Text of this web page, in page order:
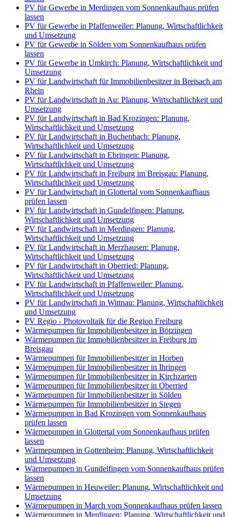
PV für Gewerbe in Merdingen vom Sonnenkaufhaus prüfen
lassen
PV für Gewerbe in Pfaffenweiler: Planung, Wirtschaftlichkeit
und Umsetzung
PV für Gewerbe in Sölden vom Sonnenkaufhaus prüfen
lassen
PV für Gewerbe in Umkirch: Planung, Wirtschaftlichkeit und
Umsetzung
PV für Landwirtschaft für Immobilienbesitzer in Breisach am
Rhein
PV für Landwirtschaft in Au: Planung, Wirtschaftlichkeit und
Umsetzung
PV für Landwirtschaft in Bad Krozingen: Planung,
Wirtschaftlichkeit und Umsetzung
PV für Landwirtschaft in Buchenbach: Planung,
Wirtschaftlichkeit und Umsetzung
PV für Landwirtschaft in Ebringen: Planung,
Wirtschaftlichkeit und Umsetzung
PV für Landwirtschaft in Freiburg im Breisgau: Planung,
Wirtschaftlichkeit und Umsetzung
PV für Landwirtschaft in Glottertal vom Sonnenkaufhaus
prüfen lassen
PV für Landwirtschaft in Gundelfingen: Planung,
Wirtschaftlichkeit und Umsetzung
PV für Landwirtschaft in Merdingen: Planung,
Wirtschaftlichkeit und Umsetzung
PV für Landwirtschaft in Merzhausen: Planung,
Wirtschaftlichkeit und Umsetzung
PV für Landwirtschaft in Oberried: Planung,
Wirtschaftlichkeit und Umsetzung
PV für Landwirtschaft in Pfaffenweiler: Planung,
Wirtschaftlichkeit und Umsetzung
PV für Landwirtschaft in Wittnau: Planung, Wirtschaftlichkeit
und Umsetzung
PV Regio - Photovoltaik für die Region Freiburg
Wärmepumpen für Immobilienbesitzer in Bötzingen
Wärmepumpen für Immobilienbesitzer in Freiburg im
Breisgau
Wärmepumpen für Immobilienbesitzer in Horben
Wärmepumpen für Immobilienbesitzer in Ihringen
Wärmepumpen für Immobilienbesitzer in Kirchzarten
Wärmepumpen für Immobilienbesitzer in Oberried
Wärmepumpen für Immobilienbesitzer in Sölden
Wärmepumpen für Immobilienbesitzer in Stegen
Wärmepumpen in Bad Krozingen vom Sonnenkaufhaus
prüfen lassen
Wärmepumpen in Glottertal vom Sonnenkaufhaus prüfen
lassen
Wärmepumpen in Gottenheim: Planung, Wirtschaftlichkeit
und Umsetzung
Wärmepumpen in Gundelfingen vom Sonnenkaufhaus prüfen
lassen
Wärmepumpen in Heuweiler: Planung, Wirtschaftlichkeit und
Umsetzung
Wärmepumpen in March vom Sonnenkaufhaus prüfen lassen
Wärmepumpen in Merdingen: Planung, Wirtschaftlichkeit und